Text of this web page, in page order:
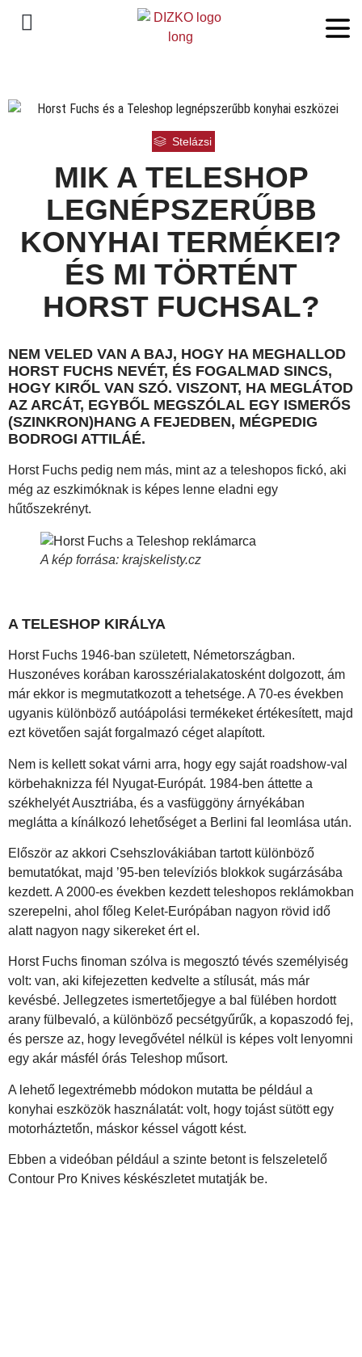
Stelázsi
MIK A TELESHOP
LEGNÉPSZERŰBB
KONYHAI TERMÉKEI?
ÉS MI TÖRTÉNT
HORST FUCHSAL?
NEM VELED VAN A BAJ, HOGY HA MEGHALLOD
HORST FUCHS NEVÉT, ÉS FOGALMAD SINCS,
HOGY KIRŐL VAN SZÓ. VISZONT, HA MEGLÁTOD
AZ ARCÁT, EGYBŐL MEGSZÓLAL EGY ISMERŐS
(SZINKRON)HANG A FEJEDBEN, MÉGPEDIG
BODROGI ATTILÁÉ.
Horst Fuchs pedig nem más, mint az a teleshopos fickó, aki
még az eszkimóknak is képes lenne eladni egy
hűtőszekrényt.
A kép forrása: krajskelisty.cz
A TELESHOP KIRÁLYA
Horst Fuchs 1946-ban született, Németországban.
Huszonéves korában karosszérialakatosként dolgozott, ám
már ekkor is megmutatkozott a tehetsége. A 70-es években
ugyanis különböző autóápolási termékeket értékesített, majd
ezt követően saját forgalmazó céget alapított.
Nem is kellett sokat várni arra, hogy egy saját roadshow-val
körbehaknizza fél Nyugat-Európát. 1984-ben áttette a
székhelyét Ausztriába, és a vasfüggöny árnyékában
meglátta a kínálkozó lehetőséget a Berlini fal leomlása után.
Először az akkori Csehszlovákiában tartott különböző
bemutatókat, majd ’95-ben televíziós blokkok sugárzásába
kezdett. A 2000-es években kezdett teleshopos reklámokban
szerepelni, ahol főleg Kelet-Európában nagyon rövid idő
alatt nagyon nagy sikereket ért el.
Horst Fuchs finoman szólva is megosztó tévés személyiség
volt: van, aki kifejezetten kedvelte a stílusát, más már
kevésbé. Jellegzetes ismertetőjegye a bal fülében hordott
arany fülbevaló, a különböző pecsétgyűrűk, a kopaszodó fej,
és persze az, hogy levegővétel nélkül is képes volt lenyomni
egy akár másfél órás Teleshop műsort.
A lehető legextrémebb módokon mutatta be például a
konyhai eszközök használatát: volt, hogy tojást sütött egy
motorháztetőn, máskor késsel vágott kést.
Ebben a videóban például a szinte betont is felszeletelő
Contour Pro Knives késkészletet mutatják be.